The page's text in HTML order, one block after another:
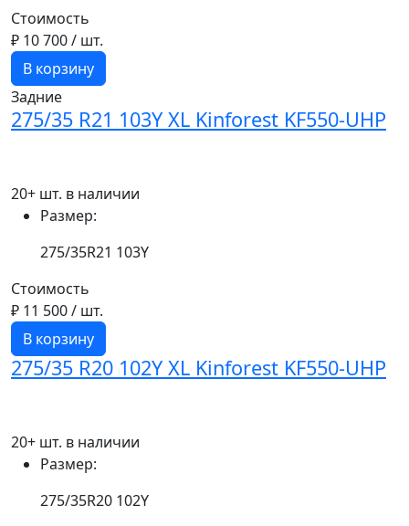
Стоимость
₽ 10 700/ шт.
В корзину
Задние
275/35 R21 103Y XL Kinforest KF550-UHP
20+ шт. в наличии
Размер:
275/35R21 103Y
Стоимость
₽ 11 500/ шт.
В корзину
275/35 R20 102Y XL Kinforest KF550-UHP
20+ шт. в наличии
Размер:
275/35R20 102Y